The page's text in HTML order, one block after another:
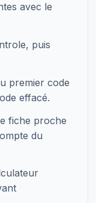
avec le
puis
premier code
effacé.
fiche proche
du